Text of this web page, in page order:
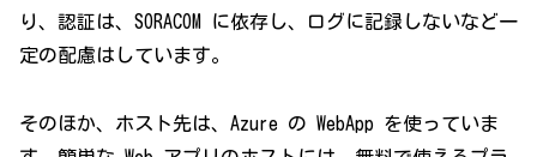
り、認証は、SORACOM に依存し、ログに記録しないなど一
定の配慮はしています。
そのほか、ホスト先は、Azure の WebApp を使っていま